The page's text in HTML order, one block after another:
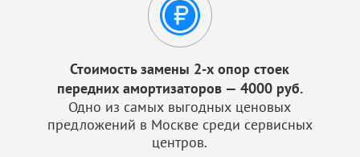
Стоимость замены 2-х опор стоек
передних амортизаторов — 4000 руб.
Одно из самых выгодных ценовых
предложений в Москве среди сервисных
центров.